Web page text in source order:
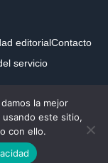
editorialContacto
servicio
Desarrollado con
la mejor
este sitio,
con ello.